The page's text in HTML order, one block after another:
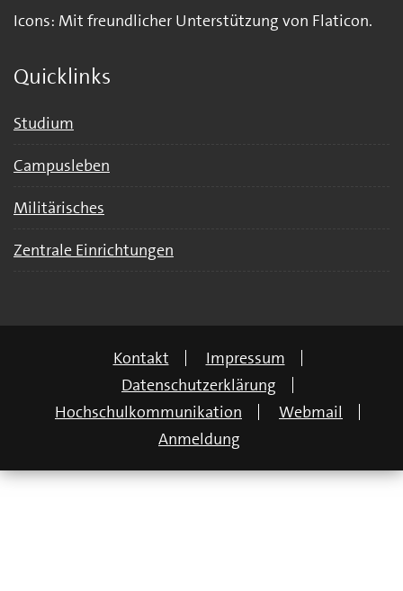
Icons: Mit freundlicher Unterstützung von Flaticon.
Quicklinks
Studium
Campusleben
Militärisches
Zentrale Einrichtungen
Kontakt
Impressum
Datenschutzerklärung
Hochschulkommunikation
Webmail
Anmeldung